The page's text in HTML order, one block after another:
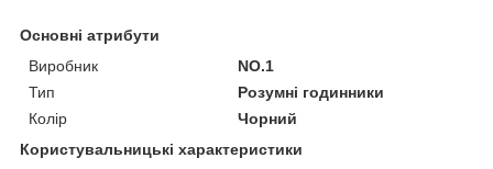
Основні атрибути
Виробник
NO.1
Тип
Розумні годинники
Колір
Чорний
Користувальницькі характеристики